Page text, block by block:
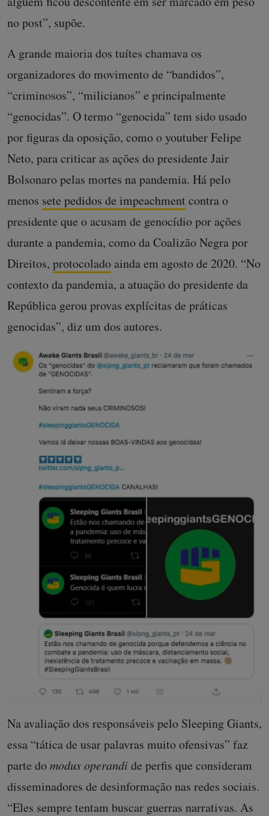
no post”, supõe.
A grande maioria dos tuítes chamava os
organizadores do movimento de “bandidos”,
“criminosos”, “milicianos” e principalmente
“genocidas”. O termo “genocida” tem sido usado
por figuras da oposição, como o youtuber Felipe
Neto, para criticar as ações do presidente Jair
Bolsonaro pelas mortes na pandemia. Há pelo
menos sete pedidos de impeachmentcontra o
presidente que o acusam de genocídio por ações
durante a pandemia, como da Coalizão Negra por
Direitos, protocolado ainda em agosto de 2020. “No
contexto da pandemia, a atuação do presidente da
República gerou provas explícitas de práticas
genocidas”, diz um dos autores.
Na avaliação dos responsáveis pelo Sleeping Giants,
essa “tática de usar palavras muito ofensivas” faz
parte domodus operandide perfis que consideram
disseminadores de desinformação nas redes sociais.
“Eles sempre tentam buscar guerras narrativas. As